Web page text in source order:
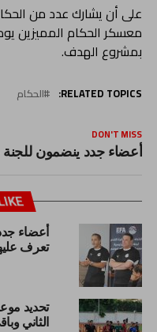
على أن يشارك عدد من
بمشروع الهدف.
RELATED TOPICS: الحكام
DON'T MISS
أعضاء جدد ينضمون
أعضاء
تعرف
تحديد
الثاني